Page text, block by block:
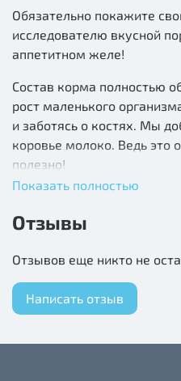
Обязательно покажите
исследователю вкусной
аппетитном желе!
Состав корма полностью
рост маленького
и заботясь о костях. Мы
коровье молоко. Ведь это
полезно!
А благодаря содержанию
лососевого жира, корм
развитию мозга и
Нежные кусочки цыпленка
означает, меньше времени
больше на игры!
Показать полностью
Отзывы
Отзывов еще никто не
Написать отзыв